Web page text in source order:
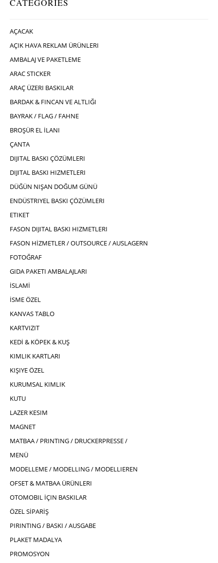
CATEGORIES
AÇACAK
AÇIK HAVA REKLAM ÜRÜNLERI
AMBALAJ VE PAKETLEME
ARAC STICKER
ARAÇ ÜZERI BASKILAR
BARDAK & FINCAN VE ALTLIĞI
BAYRAK / FLAG / FAHNE
BROŞÜR EL İLANI
ÇANTA
DIJITAL BASKI ÇÖZÜMLERI
DIJITAL BASKI HIZMETLERI
DÜĞÜN NIŞAN DOĞUM GÜNÜ
ENDÜSTRIYEL BASKI ÇÖZÜMLERI
ETIKET
FASON DIJITAL BASKI HIZMETLERI
FASON HİZMETLER / OUTSOURCE / AUSLAGERN
FOTOĞRAF
GIDA PAKETI AMBALAJLARI
İSLAMİ
İSME ÖZEL
KANVAS TABLO
KARTVIZIT
KEDİ & KÖPEK & KUŞ
KIMLIK KARTLARI
KIŞIYE ÖZEL
KURUMSAL KIMLIK
KUTU
LAZER KESIM
MAGNET
MATBAA / PRINTING / DRUCKERPRESSE /
MENÜ
MODELLEME / MODELLING / MODELLIEREN
OFSET & MATBAA ÜRÜNLERI
OTOMOBIL İÇIN BASKILAR
ÖZEL SİPARİŞ
PIRINTING / BASKI / AUSGABE
PLAKET MADALYA
PROMOSYON